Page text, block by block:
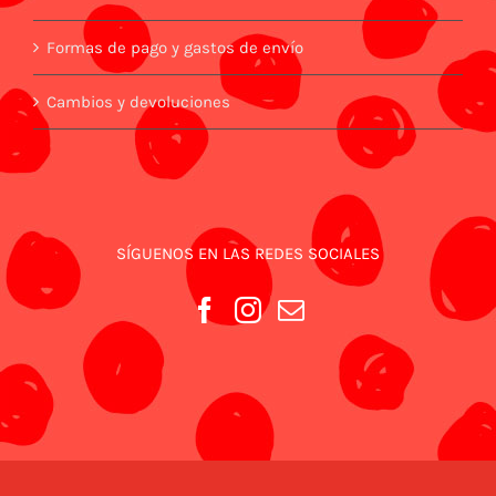
Formas de pago y gastos de envío
Cambios y devoluciones
SÍGUENOS EN LAS REDES SOCIALES